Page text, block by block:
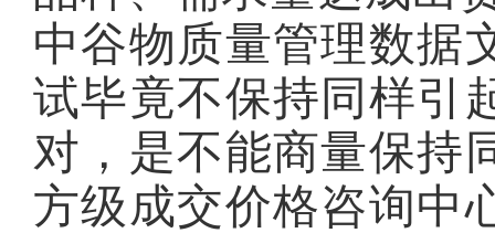
中谷物质量管理数据
试毕竟不保持同样引
对，是不能商量保持
方级成交价格咨询中